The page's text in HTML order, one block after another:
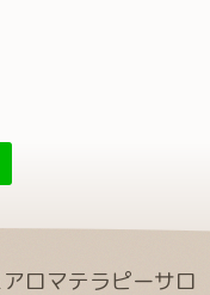
ロマテラピーサロ